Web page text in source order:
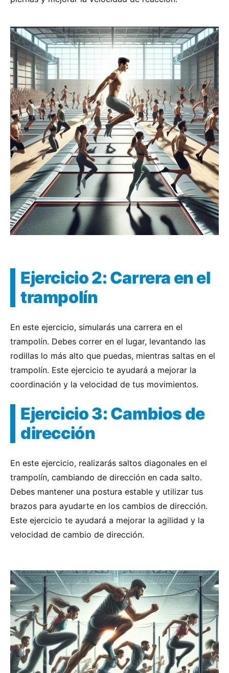
Ejercicio 2: Carrera en el
trampolín
En este ejercicio, simularás una carrera en el
trampolín. Debes correr en el lugar, levantando las
rodillas lo más alto que puedas, mientras saltas en el
trampolín. Este ejercicio te ayudará a mejorar la
coordinación y la velocidad de tus movimientos.
Ejercicio 3: Cambios de
dirección
En este ejercicio, realizarás saltos diagonales en el
trampolín, cambiando de dirección en cada salto.
Debes mantener una postura estable y utilizar tus
brazos para ayudarte en los cambios de dirección.
Este ejercicio te ayudará a mejorar la agilidad y la
velocidad de cambio de dirección.